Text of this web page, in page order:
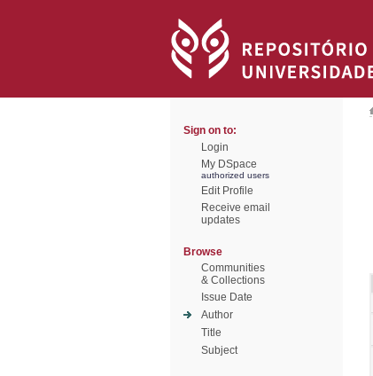
Sign on to:
Login
My DSpace
authorized users
Edit Profile
Receive email
updates
Browse
Communities
& Collections
Issue Date
Author
Title
Subject